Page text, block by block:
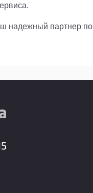
надежный партнер